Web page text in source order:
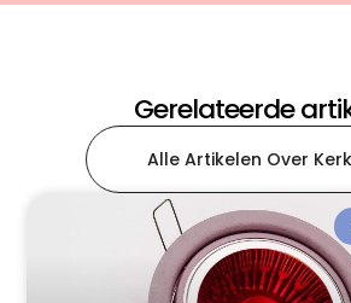
Gerelateerde
Alle Artikelen Over